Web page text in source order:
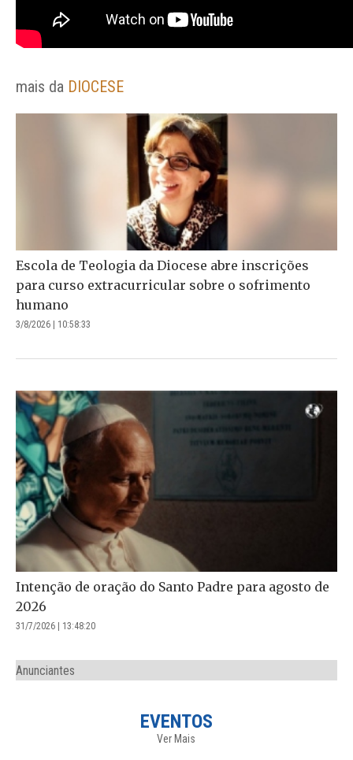
mais da DIOCESE
Escola de Teologia da Diocese abre inscrições
para curso extracurricular sobre o sofrimento
humano
3/8/2026 | 10:58:33
Intenção de oração do Santo Padre para agosto de
2026
31/7/2026 | 13:48:20
Anunciantes
EVENTOS
Ver Mais